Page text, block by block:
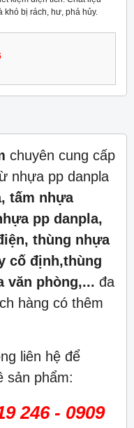
bị rách, hư, phá hủy.
chuyên cung cấp
nhựa pp danpla
tấm nhựa
pp danpla,
thùng nhựa
cố định,thùng
văn phòng,... đa
hàng có thêm
liên hệ để
sản phẩm:
246 - 0909